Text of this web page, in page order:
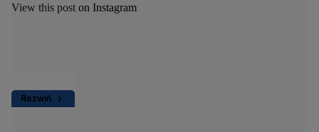
Rozwiń
View this post on Instagram